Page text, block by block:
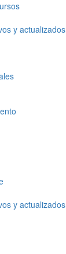
y actualizados
y actualizados